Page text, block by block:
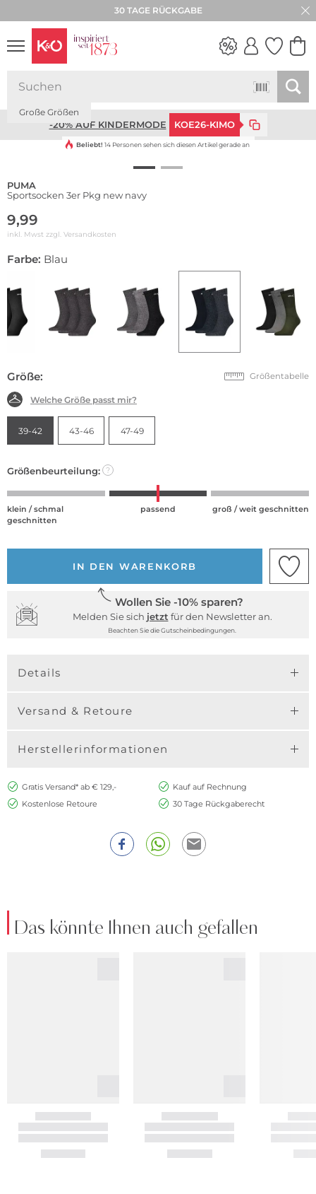
30 TAGE RÜCKGABE
VIBES
-20% AUF KINDERMODE KOE26-KIMO
Multi Pack
Große Größen
Beliebt! 14 Personen sehen sich diesen Artikel gerade an
PUMA
Sportsocken 3er Pkg new navy
9,99
inkl. Mwst zzgl. Versandkosten
Farbe: Blau
Größe: Größentabelle
Welche Größe passt mir?
39-42 43-46 47-49
Größenbeurteilung: ?
klein / schmal
geschnitten
passend groß / weit geschnitten
IN DEN WARENKORB
Wollen Sie -10% sparen?
Melden Sie sich jetzt für den Newsletter an.
Beachten Sie die Gutscheinbedingungen.
Details
Versand & Retoure
Herstellerinformationen
Gratis Versand* ab € 129,-
Kauf auf Rechnung
Kostenlose Retoure
30 Tage Rückgaberecht
Das könnte Ihnen auch gefallen